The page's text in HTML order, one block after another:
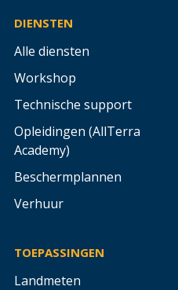
DIENSTEN
Alle diensten
Workshop
Technische support
Opleidingen (AllTerra
Academy)
Beschermplannen
Verhuur
TOEPASSINGEN
Landmeten